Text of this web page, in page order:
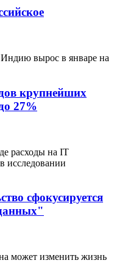
вырос в январе на
крупнейших
27%
расходы на IT
исследовании
сфокусируется
может изменить жизнь